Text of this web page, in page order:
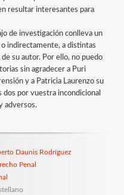
resultar interesantes para
de investigación conlleva un
indirectamente, a distintas
su autor. Por ello, no puedo
sin agradecer a Puri
y a Patricia Laurenzo su
dos por vuestra incondicional
adversos.
Daunis Rodríguez
Penal